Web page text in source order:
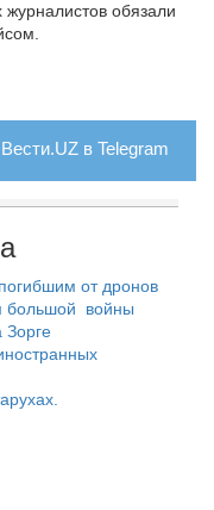
журналистов обязали
в Telegram
от дронов
большой войны
Зорге